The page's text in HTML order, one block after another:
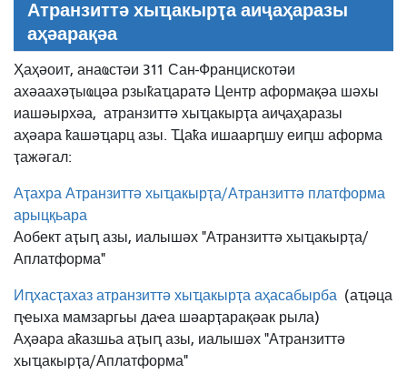
Атранзиттә хыҵакырҭа аиҷаҳаразы
аҳәарақәа
Ҳаҳәоит, анаҩстәи 311 Сан-Францискотәи
ахәаахәҭыҩцәа рзыҟаҵаратә Центр аформақәа шәхы
иашәырхәа, атранзиттә хыҵакырҭа аиҷаҳаразы
аҳәара ҟашәҵарц азы. Ҵаҟа ишаарԥшу еиԥш аформа
ҭажәгал:
Аҭахра Атранзиттә хыҵакырҭа/Атранзиттә платформа
арыцқьара
Аобект аҭыԥ азы, иалышәх "Атранзиттә хыҵакырҭа/
Аплатформа"
Иԥхасҭахаз атранзиттә хыҵакырҭа аҳасабырба (аҵәца
ԥҽыха мамзаргьы даҽа шәарҭарақәак рыла)
Аҳәара аҟазшьа аҭыԥ азы, иалышәх "Атранзиттә
хыҵакырҭа/Аплатформа"